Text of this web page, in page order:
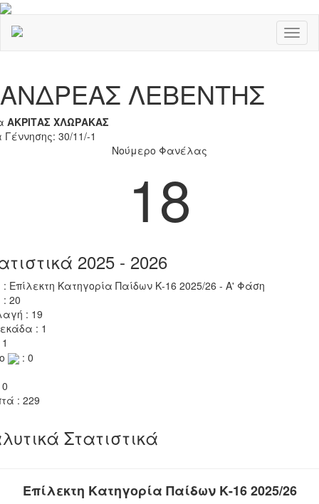
ΑΝΔΡΕΑΣ ΛΕΒΕΝΤΗΣ
ΑΚΡΙΤΑΣ ΧΛΩΡΑΚΑΣ
30/11/-1
Νούμερο Φανέλας
18
2025 - 2026
: Επίλεκτη Κατηγορία Παίδων Κ-16 2025/26 - Α' Φάση
20
: 19
: 1
: 0
: 229
Στατιστικά
Επίλεκτη Κατηγορία Παίδων Κ-16 2025/26